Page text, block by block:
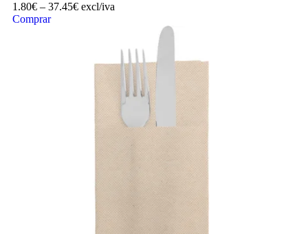
1.80€ – 37.45€ excl/iva
Comprar